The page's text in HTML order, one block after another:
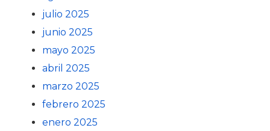
julio 2025
junio 2025
mayo 2025
abril 2025
marzo 2025
febrero 2025
enero 2025